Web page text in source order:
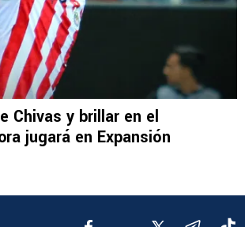
Chivas y brillar en el
jugará en Expansión